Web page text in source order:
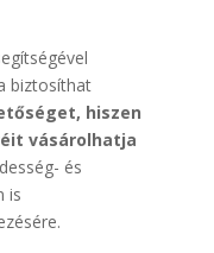
biztosíthat
hiszen
vásárolhatja
és
is